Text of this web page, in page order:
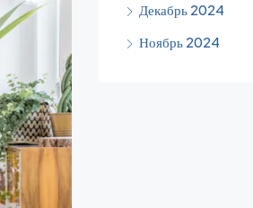
Декабрь 2024
Ноябрь 2024